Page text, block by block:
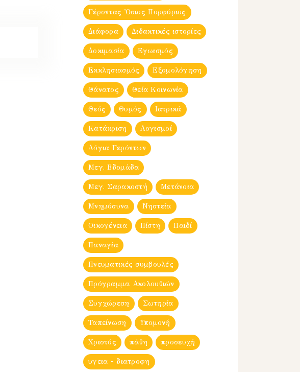
Γέροντας Ὀσιος Πορφύριος
Διάφορα Διδακτικές ιστορίες
Δοκιμασία Εγωισμός
Εκκλησιασμός Εξομολόγηση
Θάνατος Θεία Κοινωνία
Θεός Θυμός Ιατρικά
Κατάκριση Λογισμοί
Λόγια Γερόντων
Μεγ. Βδομἀδα
Μεγ. Σαρακοστή Μετάνοια
Μνημόσυνα Νηστεία
Οικογένεια Πίστη Παιδί
Παναγία
Πνευματικές συμβουλές
Πρόγραμμα Ακολουθιών
Συγχώρεση Σωτηρία
Ταπείνωση Υπομονή
Χριστός πάθη προσευχή
υγεια - διατροφη